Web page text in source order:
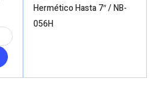
Hermético Hasta 7″ / NB-
056H